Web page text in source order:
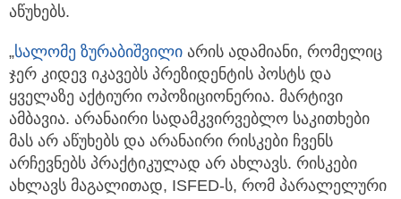
აწუხებს.
„სალომე ზურაბიშვილი არის ადამიანი, რომელიც
ჯერ კიდევ იკავებს პრეზიდენტის პოსტს და
ყველაზე აქტიური ოპოზიციონერია. მარტივი
ამბავია. არანაირი სადამკვირვებლო საკითხები
მას არ აწუხებს და არანაირი რისკები ჩვენს
არჩევნებს პრაქტიკულად არ ახლავს. რისკები
ახლავს მაგალითად, ISFED-ს, რომ პარალელური